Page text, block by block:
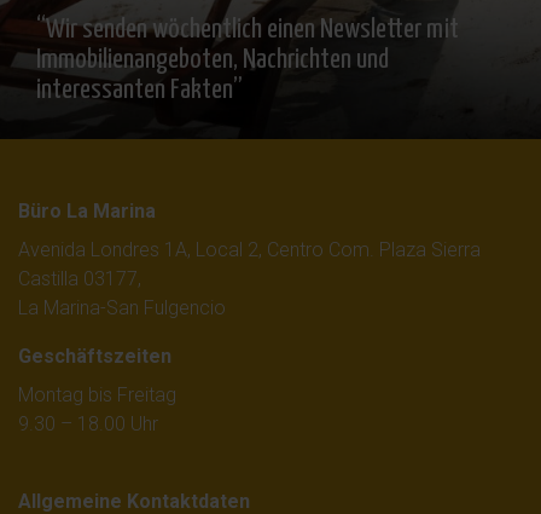
“Wir senden wöchentlich einen Newsletter mit
Immobilienangeboten, Nachrichten und
interessanten Fakten”
Büro La Marina
Avenida Londres 1A, Local 2, Centro Com. Plaza Sierra
Castilla 03177,
La Marina-San Fulgencio
Geschäftszeiten
Montag bis Freitag
9.30 – 18.00 Uhr
Allgemeine Kontaktdaten